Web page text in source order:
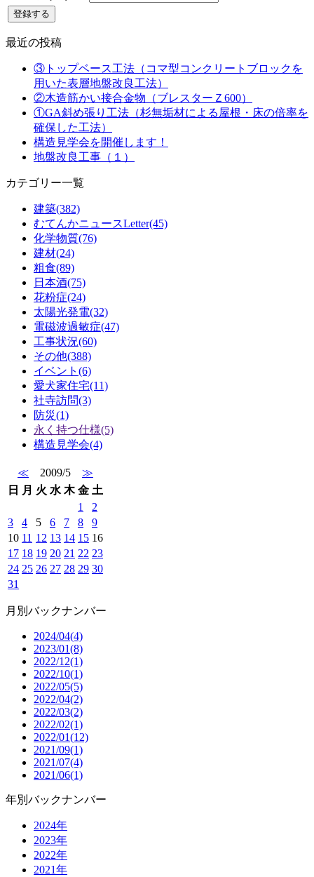
最近の投稿
③トップベース工法（コマ型コンクリートブロックを
用いた表層地盤改良工法）
②木造筋かい接合金物（ブレスターＺ600）
①GA斜め張り工法（杉無垢材による屋根・床の倍率を
確保した工法）
構造見学会を開催します！
地盤改良工事（１）
カテゴリー一覧
建築(382)
むてんかニュースLetter(45)
化学物質(76)
建材(24)
粗食(89)
日本酒(75)
花粉症(24)
太陽光発電(32)
電磁波過敏症(47)
工事状況(60)
その他(388)
イベント(6)
愛犬家住宅(11)
社寺訪問(3)
防災(1)
永く持つ仕様(5)
構造見学会(4)
≪ 2009/5 ≫
日
月 火 水 木 金 土
1
2
3
4 5 6 7 8
9
10 11 12 13 14 15 16
17 18 19 20 21 22 23
24 25 26 27 28 29 30
31
月別バックナンバー
2024/04(4)
2023/01(8)
2022/12(1)
2022/10(1)
2022/05(5)
2022/04(2)
2022/03(2)
2022/02(1)
2022/01(12)
2021/09(1)
2021/07(4)
2021/06(1)
年別バックナンバー
2024年
2023年
2022年
2021年